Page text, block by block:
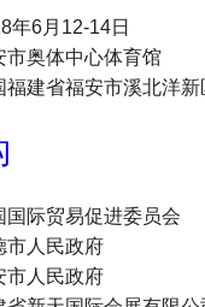
年6月12-14日
市奥体中心体育馆
福建省福安市溪北洋
国际贸易促进委员会
市人民政府
市人民政府